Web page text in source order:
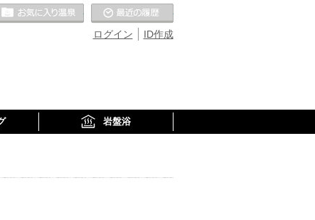
ID作成
ログイン
お気に入りの温泉
岩盤浴